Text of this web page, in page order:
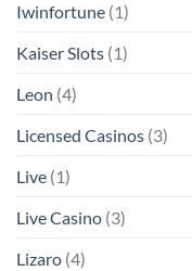
Iwinfortune (1)
Kaiser Slots (1)
Leon (4)
Licensed Casinos (3)
Live (1)
Live Casino (3)
Lizaro (4)